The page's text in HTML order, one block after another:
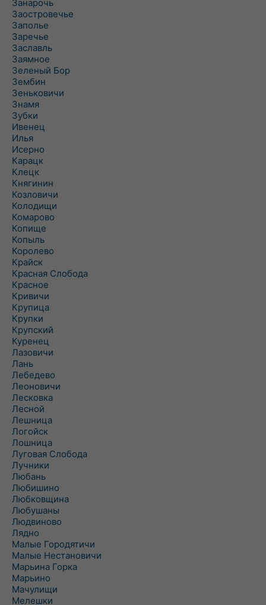
Занарочь
Заостровечье
Заполье
Заречье
Заславль
Заямное
Зеленый Бор
Зембин
Зеньковичи
Знамя
Зубки
Ивенец
Илья
Исерно
Карацк
Клецк
Княгинин
Козловичи
Колодищи
Комарово
Копище
Копыль
Королево
Крайск
Красная Слобода
Красное
Кривичи
Крупица
Крупки
Крупский
Куренец
Лазовичи
Лань
Лебедево
Леоновичи
Лесковка
Лесной
Лешница
Логойск
Лошница
Луговая Слобода
Лучники
Любань
Любишино
Любковщина
Любушаны
Людвиново
Лядно
Малые Городятичи
Малые Нестановичи
Марьина Горка
Марьино
Мачулищи
Мелешки